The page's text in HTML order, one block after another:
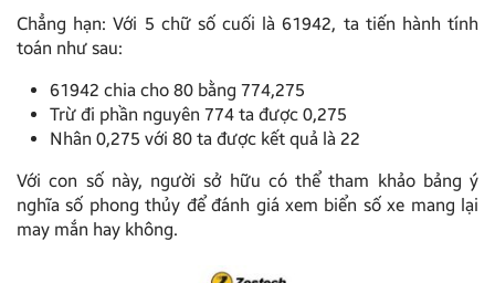
Chẳng hạn: Với 5 chữ số cuối là 61942, ta tiến hành tính
toán như sau:
61942 chia cho 80 bằng 774,275
Trừ đi phần nguyên 774 ta được 0,275
Nhân 0,275 với 80 ta được kết quả là 22
Với con số này, người sở hữu có thể tham khảo bảng ý
nghĩa số phong thủy để đánh giá xem biển số xe mang lại
may mắn hay không.